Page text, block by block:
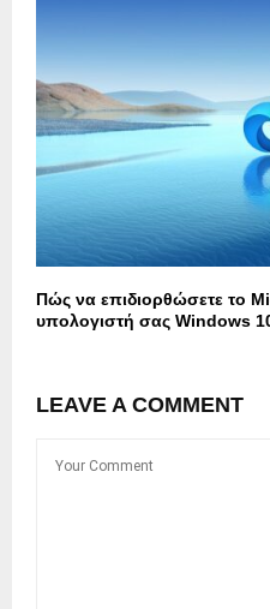
Πώς να επιδιορθώσετε το
υπολογιστή σας Windows
LEAVE A COMMENT